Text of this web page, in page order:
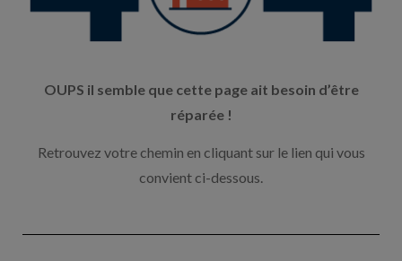
OUPS il semble que cette page ait besoin d’être
réparée !
Retrouvez votre chemin en cliquant sur le lien qui vous
convient ci-dessous.